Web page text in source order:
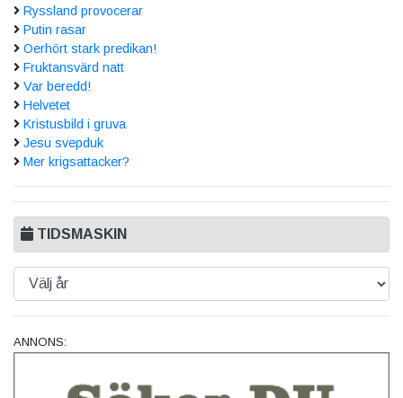
Ryssland provocerar
Putin rasar
Oerhört stark predikan!
Fruktansvärd natt
Var beredd!
Helvetet
Kristusbild i gruva
Jesu svepduk
Mer krigsattacker?
TIDSMASKIN
ANNONS: